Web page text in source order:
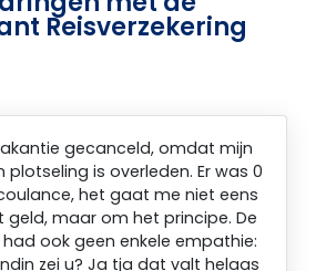
Reisverzekering
gecanceld, omdat mijn
plotseling is overleden. Er was 0
het gaat me niet eens
geld, maar om het principe. De
ook geen enkele empathie:
zei u? Ja tja dat valt helaas